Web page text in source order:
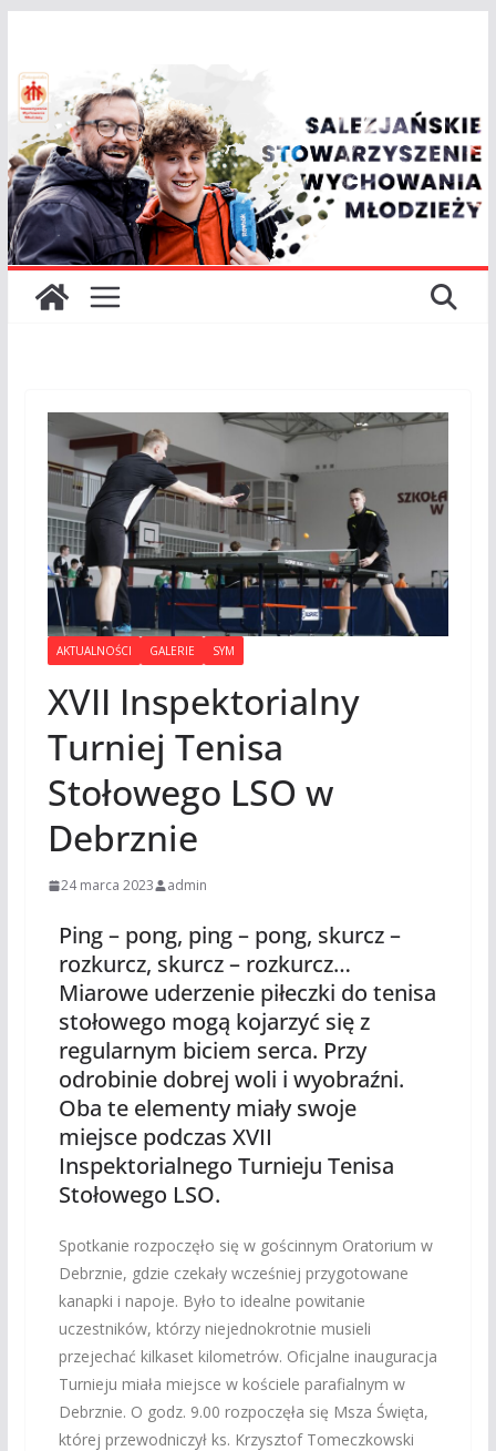
AKTUALNOŚCI GALERIE SYM
XVII Inspektorialny
Turniej Tenisa
Stołowego LSO w
Debrznie
24 marca 2023 admin
Ping – pong, ping – pong, skurcz –
rozkurcz, skurcz – rozkurcz…
Miarowe uderzenie piłeczki do tenisa
stołowego mogą kojarzyć się z
regularnym biciem serca. Przy
odrobinie dobrej woli i wyobraźni.
Oba te elementy miały swoje
miejsce podczas XVII
Inspektorialnego Turnieju Tenisa
Stołowego LSO.
Spotkanie rozpoczęło się w gościnnym Oratorium w
Debrznie, gdzie czekały wcześniej przygotowane
kanapki i napoje. Było to idealne powitanie
uczestników, którzy niejednokrotnie musieli
przejechać kilkaset kilometrów. Oficjalne inauguracja
Turnieju miała miejsce w kościele parafialnym w
Debrznie. O godz. 9.00 rozpoczęła się Msza Święta,
której przewodniczył ks. Krzysztof Tomeczkowski